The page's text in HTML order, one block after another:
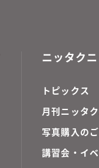
ニッタク
トピックス
月刊ニッタ
写真購入の
講習会・イ